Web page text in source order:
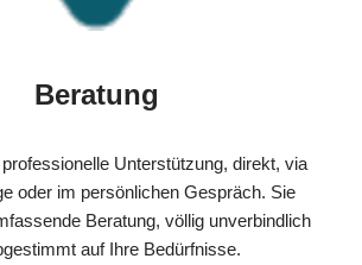
Beratung
Unterstützung, direkt, via
oder im persönlichen Gespräch. Sie
Beratung, völlig unverbindlich
auf Ihre Bedürfnisse.